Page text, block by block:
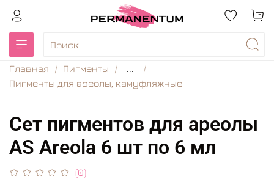
Главная Пигменты
...
Пигменты для ареолы, камуфляжные
Сет пигментов для ареолы
AS Areola 6 шт по 6 мл
(0)